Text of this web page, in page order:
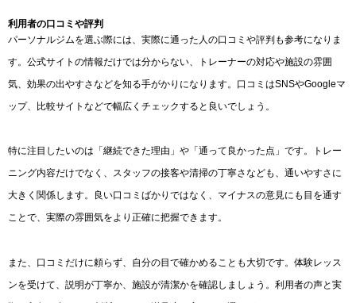
利用者の口コミや評判
パーソナルジムを選ぶ際には、実際に通った人の口コミや評判も参考になりま
す。公式サイトの情報だけでは分からない、トレーナーの対応や施設の雰囲
気、効果の出やすさなどを知る手がかりになります。口コミはSNSやGoogleマ
ップ、比較サイトなどで幅広くチェックすると良いでしょう。
特に注目したいのは「継続できた理由」や「通って良かった点」です。トレー
ニング内容だけでなく、スタッフの接客や清掃の丁寧さなども、通いやすさに
大きく関係します。良い口コミばかりではなく、マイナスの意見にも目を通す
ことで、実際の雰囲気をより正確に把握できます。
また、口コミだけに頼らず、自分の目で確かめることも大切です。体験レッス
ンを受けて、説明が丁寧か、施設が清潔かを確認しましょう。利用者の声と実